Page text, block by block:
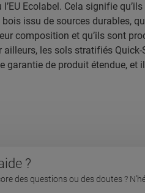
Ecolabel. Cela signifie
issu de sources durables,
composition et qu’ils sont
les sols stratifiés Quick-
garantie de produit étendue, et
?
des questions ou des doutes ?